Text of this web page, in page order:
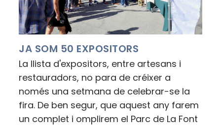
JA SOM 50 EXPOSITORS
La llista d'expositors, entre artesans i
restauradors, no para de créixer a
només una setmana de celebrar-se la
fira. De ben segur, que aquest any farem
un complet i omplirem el Parc de La Font